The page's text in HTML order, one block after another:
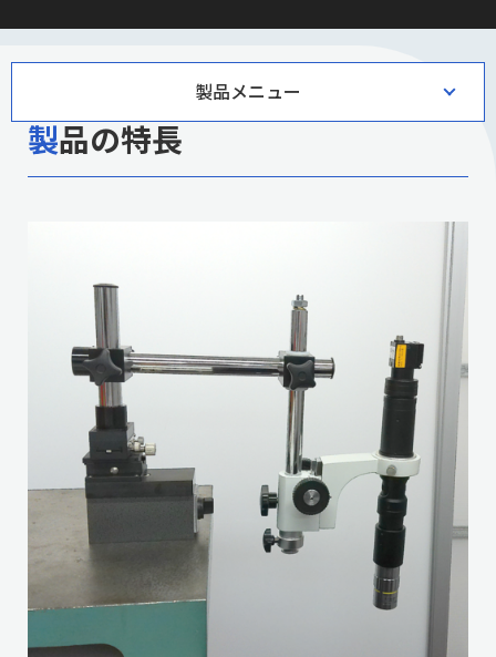
製品メニュー
製品の特長